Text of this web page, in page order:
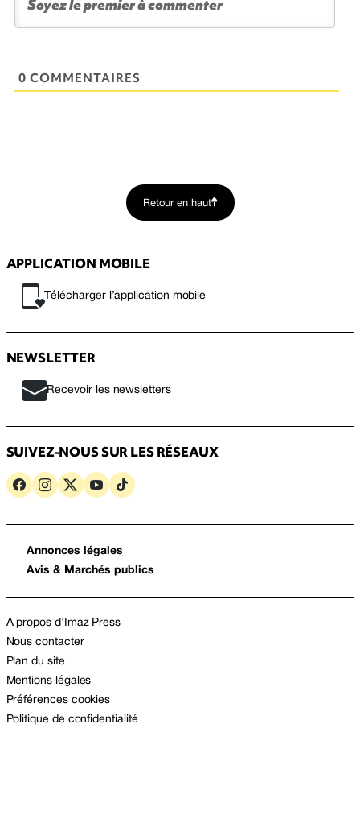
0 COMMENTAIRES
Retour en haut
APPLICATION MOBILE
Télécharger l’application mobile
NEWSLETTER
Recevoir les newsletters
SUIVEZ-NOUS SUR LES RÉSEAUX
Annonces légales
Avis & Marchés publics
A propos d’Imaz Press
Nous contacter
Plan du site
Mentions légales
Préférences cookies
Politique de confidentialité